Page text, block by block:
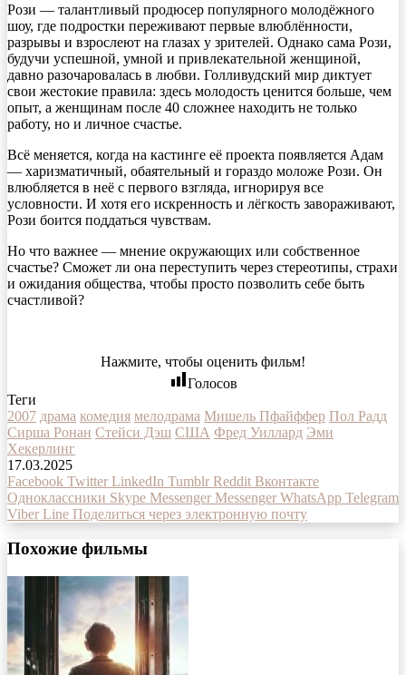
Рози — талантливый продюсер популярного молодёжного
шоу, где подростки переживают первые влюблённости,
разрывы и взрослеют на глазах у зрителей. Однако сама Рози,
будучи успешной, умной и привлекательной женщиной,
давно разочаровалась в любви. Голливудский мир диктует
свои жестокие правила: здесь молодость ценится больше, чем
опыт, а женщинам после 40 сложнее находить не только
работу, но и личное счастье.
Всё меняется, когда на кастинге её проекта появляется Адам
— харизматичный, обаятельный и гораздо моложе Рози. Он
влюбляется в неё с первого взгляда, игнорируя все
условности. И хотя его искренность и лёгкость завораживают,
Рози боится поддаться чувствам.
Но что важнее — мнение окружающих или собственное
счастье? Сможет ли она переступить через стереотипы, страхи
и ожидания общества, чтобы просто позволить себе быть
счастливой?
Нажмите, чтобы оценить фильм!
Голосов
Теги
2007 драма комедия мелодрама Мишель Пфайффер Пол Радд
Сирша Ронан Стейси Дэш США Фред Уиллард Эми
Хекерлинг
17.03.2025
Facebook Twitter LinkedIn Tumblr Reddit Вконтакте
Одноклассники Skype Messenger Messenger WhatsApp Telegram
Viber Line Поделиться через электронную почту
Похожие фильмы